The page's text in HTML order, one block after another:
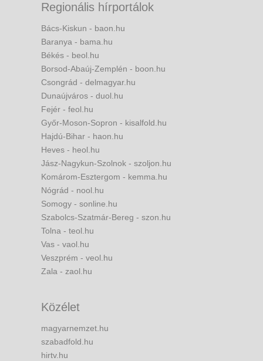
Regionális hírportálok
Bács-Kiskun - baon.hu
Baranya - bama.hu
Békés - beol.hu
Borsod-Abaúj-Zemplén - boon.hu
Csongrád - delmagyar.hu
Dunaújváros - duol.hu
Fejér - feol.hu
Győr-Moson-Sopron - kisalfold.hu
Hajdú-Bihar - haon.hu
Heves - heol.hu
Jász-Nagykun-Szolnok - szoljon.hu
Komárom-Esztergom - kemma.hu
Nógrád - nool.hu
Somogy - sonline.hu
Szabolcs-Szatmár-Bereg - szon.hu
Tolna - teol.hu
Vas - vaol.hu
Veszprém - veol.hu
Zala - zaol.hu
Közélet
magyarnemzet.hu
szabadfold.hu
hirtv.hu